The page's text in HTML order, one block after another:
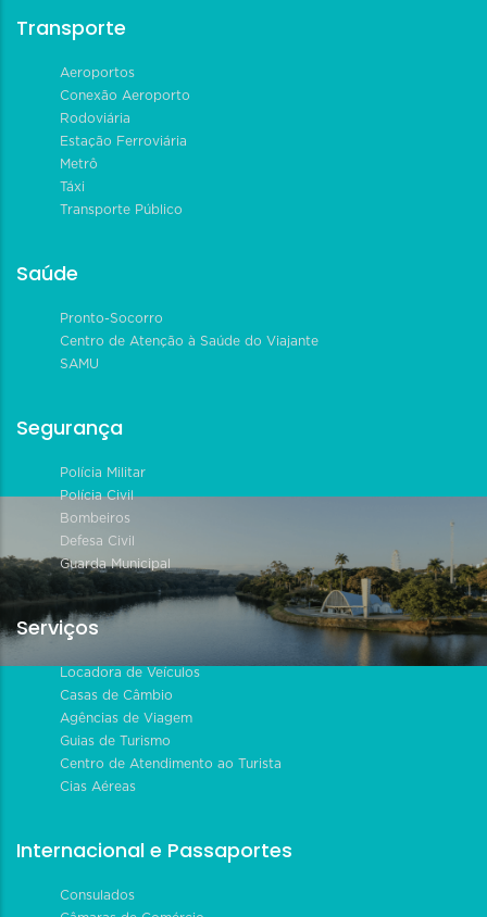
Transporte
Aeroportos
Conexão Aeroporto
Rodoviária
Estação Ferroviária
Metrô
Táxi
Transporte Público
Saúde
Pronto-Socorro
Centro de Atenção à Saúde do Viajante
SAMU
Segurança
Polícia Militar
Polícia Civil
Bombeiros
Defesa Civil
Guarda Municipal
Serviços
Locadora de Veículos
Casas de Câmbio
Agências de Viagem
Guias de Turismo
Centro de Atendimento ao Turista
Cias Aéreas
Internacional e Passaportes
Consulados